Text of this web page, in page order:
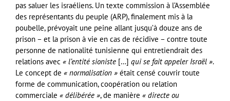
pas saluer les israéliens. Un texte commission à l’Assemblée
des représentants du peuple (ARP), finalement mis à la
poubelle, prévoyait une peine allant jusqu’à douze ans de
prison – et la prison à vie en cas de récidive – contre toute
personne de nationalité tunisienne qui entretiendrait des
relations avec « l’entité sioniste […] qui se fait appeler Israël ».
Le concept de « normalisation » était censé couvrir toute
forme de communication, coopération ou relation
commerciale « délibérée », de manière « directe ou